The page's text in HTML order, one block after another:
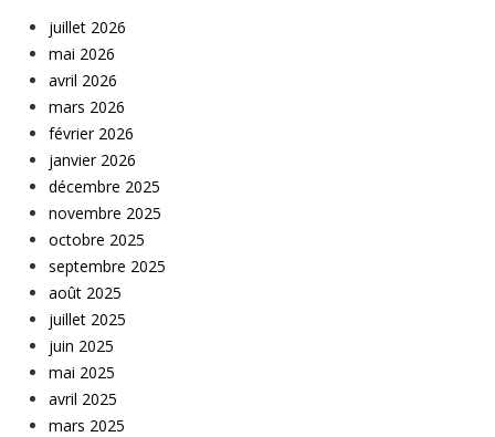
juillet 2026
mai 2026
avril 2026
mars 2026
février 2026
janvier 2026
décembre 2025
novembre 2025
octobre 2025
septembre 2025
août 2025
juillet 2025
juin 2025
mai 2025
avril 2025
mars 2025